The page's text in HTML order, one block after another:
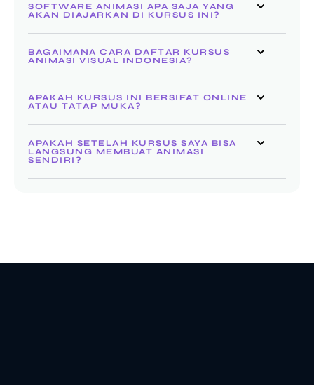
SOFTWARE ANIMASI APA SAJA YANG
AKAN DIAJARKAN DI KURSUS INI?
BAGAIMANA CARA DAFTAR KURSUS
ANIMASI VISUAL INDONESIA?
APAKAH KURSUS INI BERSIFAT ONLINE
ATAU TATAP MUKA?
APAKAH SETELAH KURSUS SAYA BISA
LANGSUNG MEMBUAT ANIMASI
SENDIRI?